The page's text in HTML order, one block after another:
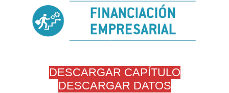
DESCARGAR CAPÍTULO
DESCARGAR DATOS